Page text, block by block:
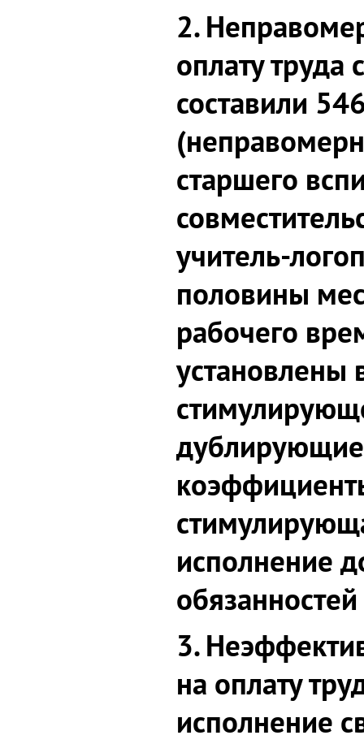
2.
оплату труда
составили
старшего
учитель-
половины
рабочего
установлены
исполнение
3.
на оплату
исполнение